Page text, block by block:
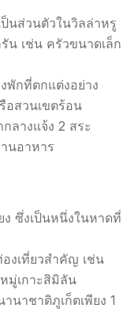
นส่วนตัวในวิลล่าหรู
น เช่น ครัวขนาดเล็ก
พักที่ตกแต่งอย่าง
อสวนเขตร้อน
ลางแจ้ง 2 สระ
นอาหาร
ง ซึ่งเป็นหนึ่งในหาดที่
งเที่ยวสำคัญ เช่น
มู่เกาะสิมิลัน
นาชาติภูเก็ตเพียง 1